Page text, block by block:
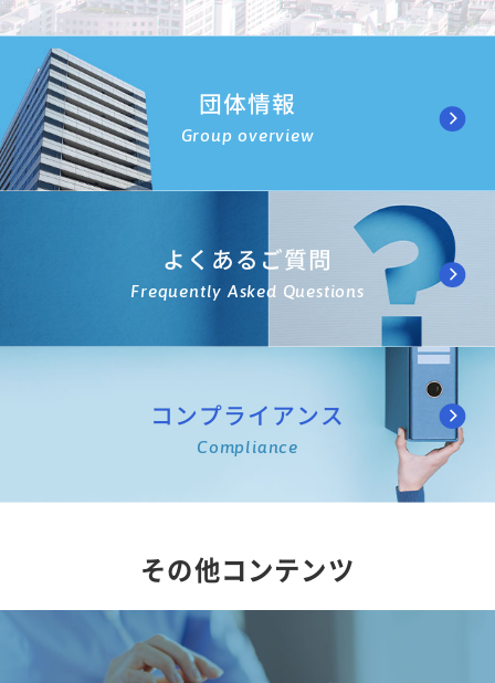
団体情報
Group overview
よくあるご質問
Frequently Asked Questions
コンプライアンス
Compliance
その他コンテンツ